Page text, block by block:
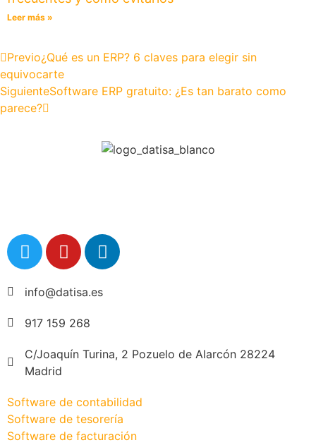
Leer más »
Previo¿Qué es un ERP? 6 claves para elegir sin
equivocarte
SiguienteSoftware ERP gratuito: ¿Es tan barato como
parece?
info@datisa.es
917 159 268
C/Joaquín Turina, 2 Pozuelo de Alarcón 28224
Madrid
Software de contabilidad
Software de tesorería
Software de facturación